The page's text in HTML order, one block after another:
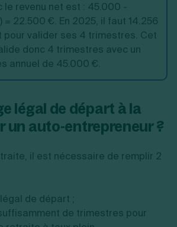
le revenu net est : 45.000 -
= 22.500 €. En 2025, il faut 14.256
pour valider ses 4 trimestres. Cet
donc 4 trimestres avec un
annuel de 45.000 €.
légal de départ à la
un auto-entrepreneur ?
il est nécessaire de remplir 2
de départ ;
de trimestres pour